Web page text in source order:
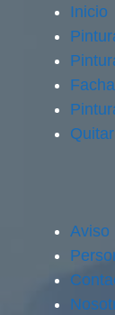
Inicio
Aviso